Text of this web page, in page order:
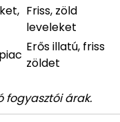
Friss, zöld
leveleket
Erős illatú, friss
zöldet
fogyasztói árak.